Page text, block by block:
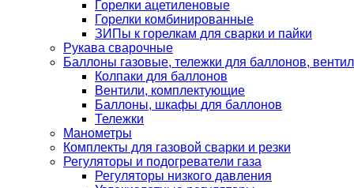
Горелки ацетиленовые
Горелки комбинированные
ЗИПы к горелкам для сварки и пайки
Рукава сварочные
Баллоны газовые, тележки для баллонов,
Колпаки для баллонов
Вентили, комплектующие
Баллоны, шкафы для баллонов
Тележки
Манометры
Комплекты для газовой сварки и резки
Регуляторы и подогреватели газа
Регуляторы низкого давления